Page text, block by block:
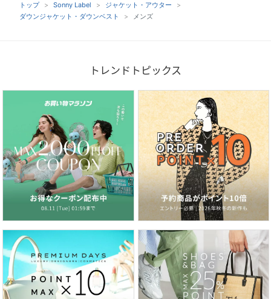
トップ Sonny Label
ジャケット・アウター
ダウンジャケット・ダウンベスト
メンズ
トレンドトピックス